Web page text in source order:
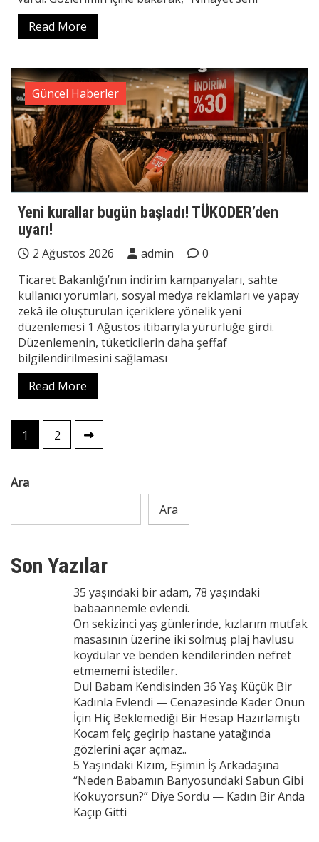
Read More
Güncel Haberler
Yeni kurallar bugün başladı! TÜKODER’den
uyarı!
2 Ağustos 2026 admin
0
Ticaret Bakanlığı’nın indirim kampanyaları, sahte
kullanıcı yorumları, sosyal medya reklamları ve yapay
zekâ ile oluşturulan içeriklere yönelik yeni
düzenlemesi 1 Ağustos itibarıyla yürürlüğe girdi.
Düzenlemenin, tüketicilerin daha şeffaf
bilgilendirilmesini sağlaması
Read More
Yazı
sayfalaması
1 2
Ara
Ara
Son Yazılar
35 yaşındaki bir adam, 78 yaşındaki
babaannemle evlendi.
On sekizinci yaş günlerinde, kızlarım mutfak
masasının üzerine iki solmuş plaj havlusu
koydular ve benden kendilerinden nefret
etmememi istediler.
Dul Babam Kendisinden 36 Yaş Küçük Bir
Kadınla Evlendi — Cenazesinde Kader Onun
İçin Hiç Beklemediği Bir Hesap Hazırlamıştı
Kocam felç geçirip hastane yatağında
gözlerini açar açmaz..
5 Yaşındaki Kızım, Eşimin İş Arkadaşına
“Neden Babamın Banyosundaki Sabun Gibi
Kokuyorsun?” Diye Sordu — Kadın Bir Anda
Kaçıp Gitti